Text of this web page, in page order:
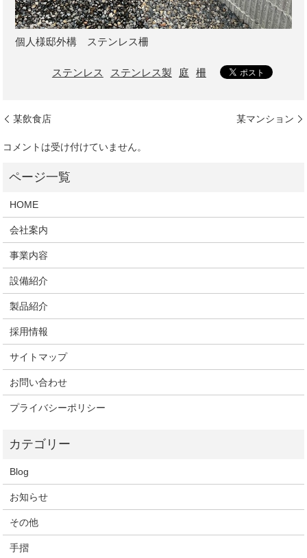
個人様邸外構 ステンレス柵
ステンレス ステンレス製 庭 柵
某飲食店 某マンション
コメントは受け付けていません。
HOME
会社案内
事業内容
設備紹介
製品紹介
採用情報
サイトマップ
お問い合わせ
プライバシーポリシー
Blog
お知らせ
その他
手摺